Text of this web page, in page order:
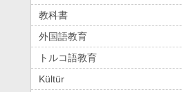
教科書
外国語教育
トルコ語教育
Kültür